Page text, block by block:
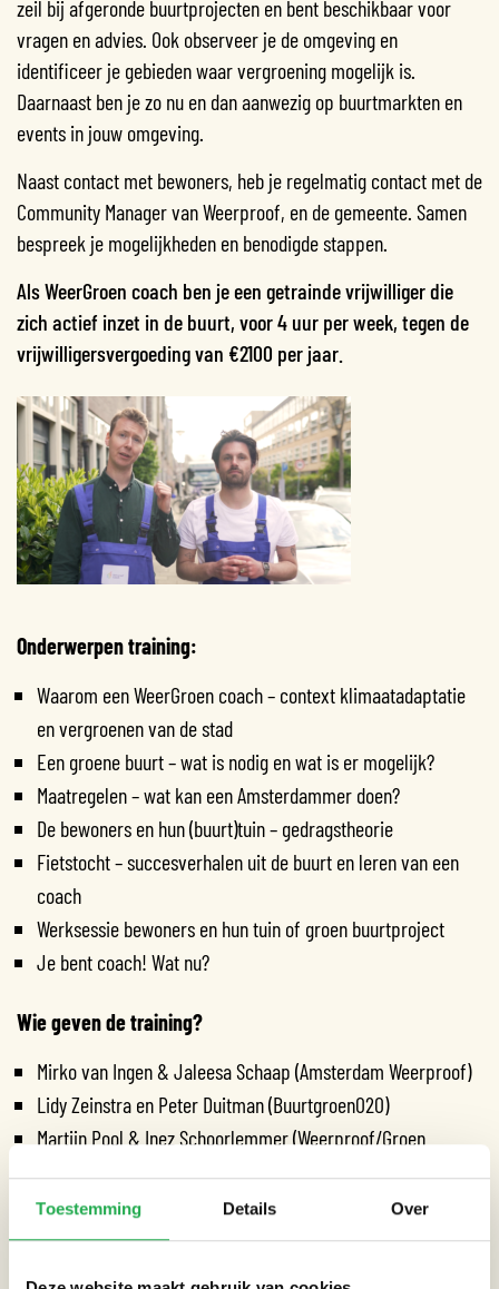
Toestemming Details Over
zeil bij afgeronde buurtprojecten en bent beschikbaar voor
vragen en advies. Ook observeer je de omgeving en
identificeer je gebieden waar vergroening mogelijk is.
Daarnaast ben je zo nu en dan aanwezig op buurtmarkten en
events in jouw omgeving.
Naast contact met bewoners, heb je regelmatig contact met de
Community Manager van Weerproof, en de gemeente. Samen
bespreek je mogelijkheden en benodigde stappen.
Als WeerGroen coach ben je een getrainde vrijwilliger die
zich actief inzet in de buurt, voor 4 uur per week, tegen de
vrijwilligersvergoeding van €2100 per jaar.
Onderwerpen training:
Waarom een WeerGroen coach – context klimaatadaptatie
en vergroenen van de stad
Een groene buurt – wat is nodig en wat is er mogelijk?
Maatregelen – wat kan een Amsterdammer doen?
De bewoners en hun (buurt)tuin – gedragstheorie
Fietstocht – succesverhalen uit de buurt en leren van een
coach
Werksessie bewoners en hun tuin of groen buurtproject
Je bent coach! Wat nu?
Wie geven de training?
Mirko van Ingen & Jaleesa Schaap (Amsterdam Weerproof)
Lidy Zeinstra en Peter Duitman (Buurtgroen020)
Martijn Pool & Inez Schoorlemmer (Weerproof/Groen
Een gedreven Amsterdammer en getrainde vrijwilliger die